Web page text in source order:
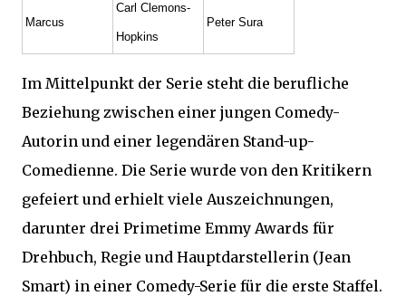
Marcus
Carl Clemons-
Hopkins
Peter Sura
Im Mittelpunkt der Serie steht die berufliche
Beziehung zwischen einer jungen Comedy-
Autorin und einer legendären Stand-up-
Comedienne. Die Serie wurde von den Kritikern
gefeiert und erhielt viele Auszeichnungen,
darunter drei Primetime Emmy Awards für
Drehbuch, Regie und Hauptdarstellerin (Jean
Smart) in einer Comedy-Serie für die erste Staffel.